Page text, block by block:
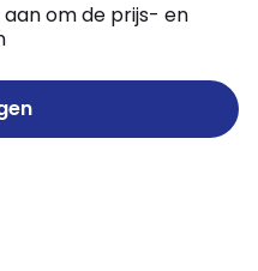
om de prijs- en